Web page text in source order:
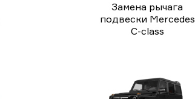
Замена рычага
подвески Mercedes
C-class